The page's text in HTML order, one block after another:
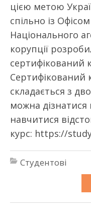
цією метою
спільно із
Національного
корупції
сертифікований
Сертифікований
складається з
можна дізнатися
навчитися
курс: https://
Студентові